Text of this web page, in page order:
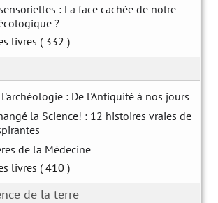
: La face cachée de notre
?
livres ( 332 )
: De l'Antiquité à nos jours
la Science! : 12 histoires vraies de
de la Médecine
livres ( 410 )
de la terre